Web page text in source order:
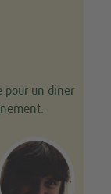
pour un diner